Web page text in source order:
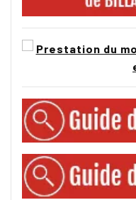
français
même table, sans
jeux
Simonis 760
compétition
Plateau-table en
parties (modèles
parties avec
(modèles